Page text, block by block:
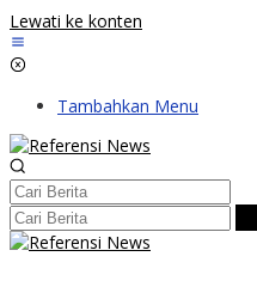
Lewati ke konten
Tambahkan Menu